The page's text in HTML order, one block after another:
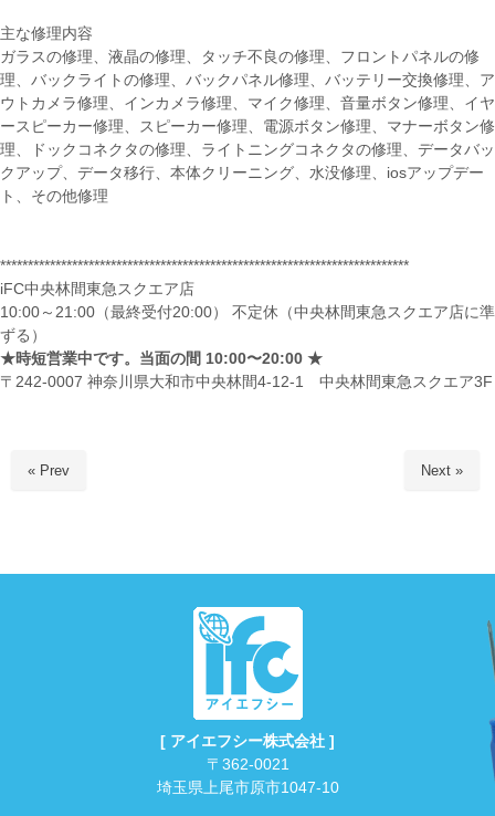
主な修理内容
ガラスの修理、液晶の修理、タッチ不良の修理、フロントパネルの修
理、バックライトの修理、バックパネル修理、バッテリー交換修理、ア
ウトカメラ修理、インカメラ修理、マイク修理、音量ボタン修理、イヤ
ースピーカー修理、スピーカー修理、電源ボタン修理、マナーボタン修
理、ドックコネクタの修理、ライトニングコネクタの修理、データバッ
クアップ、データ移行、本体クリーニング、水没修理、iosアップデー
ト、その他修理
**************************************************************************
iFC中央林間東急スクエア店
10:00～21:00（最終受付20:00） 不定休（中央林間東急スクエア店に準
ずる）
★時短営業中です。当面の間 10:00〜20:00 ★
〒242-0007 神奈川県大和市中央林間4-12-1 中央林間東急スクエア3F
« Prev Next »
[ アイエフシー株式会社 ]
〒362-0021
埼玉県上尾市原市1047-10